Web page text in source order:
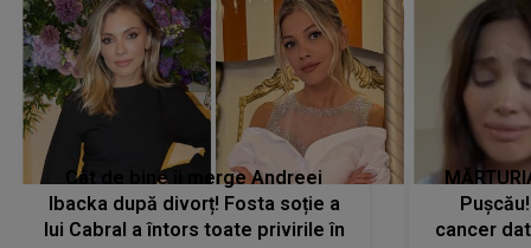
Cât de bine îi merge Andreei
Ibacka după divorț! Fosta soție a
lui Cabral a întors toate privirile în
cancer